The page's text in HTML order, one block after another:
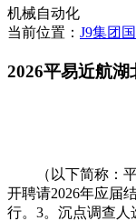
机械自动化
当前位置： J9集团
2026平易近航湖
（以下简称：平
开聘请2026年应届
行。3。沉点调查人